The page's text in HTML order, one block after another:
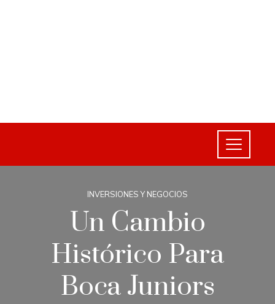
INVERSIONES Y NEGOCIOS
Un Cambio
Histórico Para
Boca Juniors